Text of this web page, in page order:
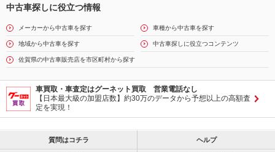
中古車探しに役立つ情報
メーカーから中古車を探す 車種から中古車を探す
地域から中古車を探す 中古車探しに役立つコンテンツ
佐賀県の中古車販売店を市区町村から探す
車買取・車査定はグーネット買取 営業電話なし
【日本最大級の加盟店数】約30万のデータから予想以上の高額査
定を実現！
質問はコチラ ヘルプ